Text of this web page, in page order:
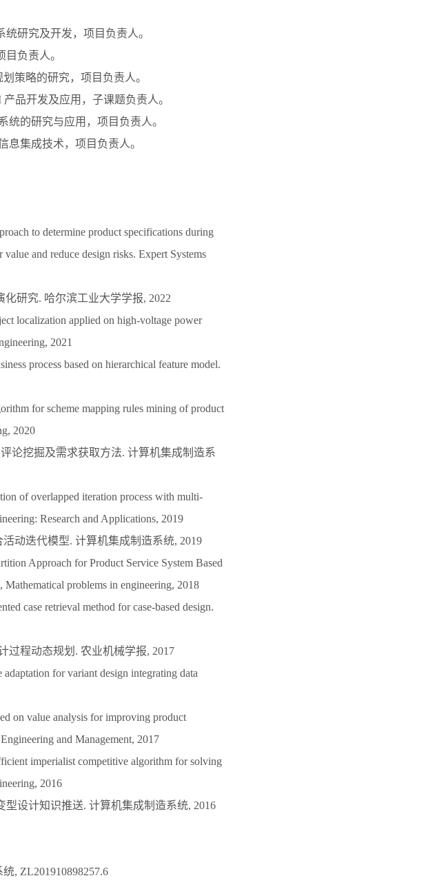
研究及开发，项目负责人。
负责人。
策略的研究，项目负责人。
品开发及应用，子课题负责人。
统的研究与应用，项目负责人。
息集成技术，项目负责人。
to determine product specifications during
and reduce design risks. Expert Systems
研究. 哈尔滨工业大学学报, 2022
localization applied on high-voltage power
2021
process based on hierarchical feature model.
for scheme mapping rules mining of product
2020
论挖掘及需求获取方法. 计算机集成制造系
of overlapped iteration process with multi-
Research and Applications, 2019
动迭代模型. 计算机集成制造系统, 2019
Approach for Product Service System Based
problems in engineering, 2018
case retrieval method for case-based design.
过程动态规划. 农业机械学报, 2017
for variant design integrating data
on value analysis for improving product
and Management, 2017
imperialist competitive algorithm for solving
2016
设计知识推送. 计算机集成制造系统, 2016
, ZL201910898257.6